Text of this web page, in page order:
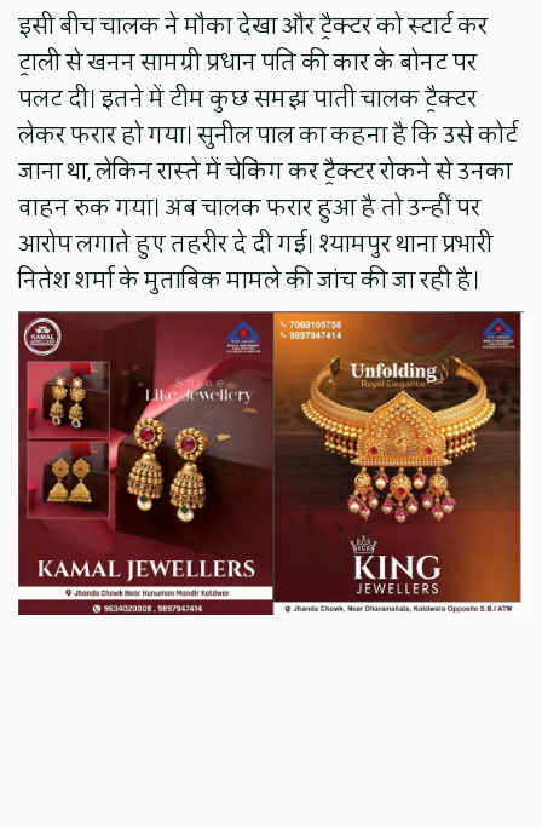
इसी बीच चालक ने मौका देखा और ट्रैक्टर को स्टार्ट कर
ट्राली से खनन सामग्री प्रधान पति की कार के बोनट पर
पलट दी। इतने में टीम कुछ समझ पाती चालक ट्रैक्टर
लेकर फरार हो गया। सुनील पाल का कहना है कि उसे कोर्ट
जाना था, लेकिन रास्ते में चेकिंग कर ट्रैक्टर रोकने से उनका
वाहन रुक गया। अब चालक फरार हुआ है तो उन्हीं पर
आरोप लगाते हुए तहरीर दे दी गई। श्यामपुर थाना प्रभारी
नितेश शर्मा के मुताबिक मामले की जांच की जा रही है।